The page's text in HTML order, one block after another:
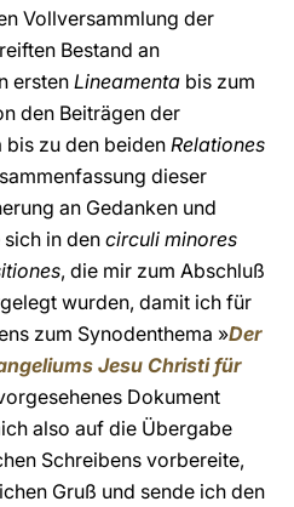
Vollversammlung der
Bestand an
ersten Lineamenta bis zum
den Beiträgen der
bis zu den beiden Relationes
dieser
an Gedanken und
in den circuli minores
, die mir zum Abschluß
wurden, damit ich für
zum Synodenthema »Der
Jesu Christi für
Dokument
also auf die Übergabe
Schreibens vorbereite,
Gruß und sende ich den